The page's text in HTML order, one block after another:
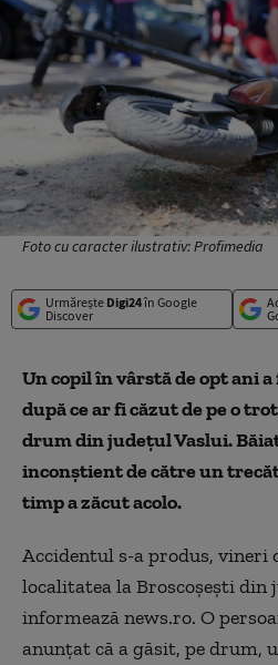
Foto cu caracter ilustrativ: Profimedia
Urmărește Digi24în Google
Discover
Un copil în vârstă de opt ani
după ce ar fi căzut de pe o
drum din judeţul Vaslui.
inconştient de către un
timp a zăcut acolo.
Accidentul s-a produs, vineri
localitatea la Broscoşeşti din
informează news.ro. O
anunţat că a găsit, pe drum,